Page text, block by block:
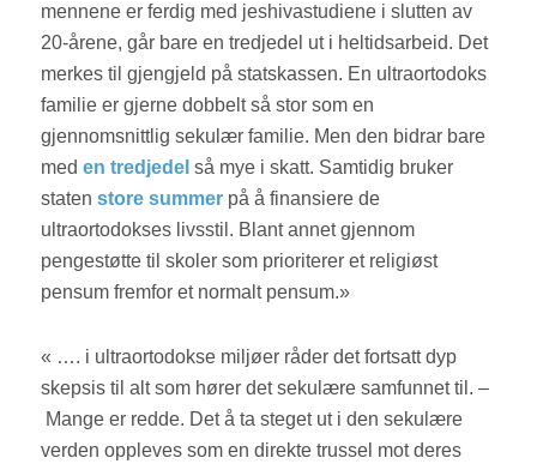
mennene er ferdig med jeshivastudiene i slutten av
20-årene, går bare en tredjedel ut i heltidsarbeid. Det
merkes til gjengjeld på statskassen. En ultraortodoks
familie er gjerne dobbelt så stor som en
gjennomsnittlig sekulær familie. Men den bidrar bare
meden tredjedel så mye i skatt. Samtidig bruker
statenstore summer på å finansiere de
ultraortodokses livsstil. Blant annet gjennom
pengestøtte til skoler som prioriterer et religiøst
pensum fremfor et normalt pensum.»
« …. i ultraortodokse miljøer råder det fortsatt dyp
skepsis til alt som hører det sekulære samfunnet til. –
Mange er redde. Det å ta steget ut i den sekulære
verden oppleves som en direkte trussel mot deres